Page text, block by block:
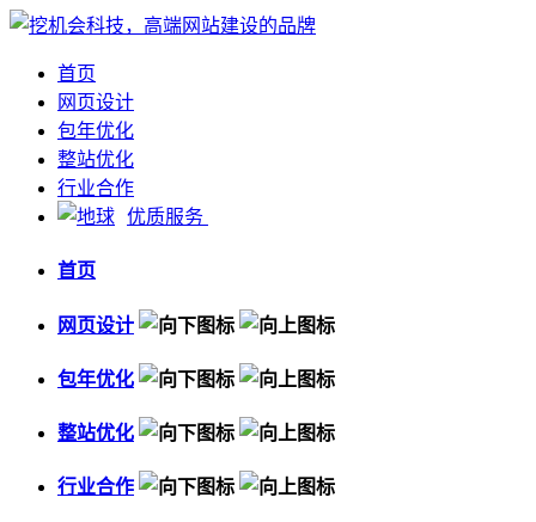
首页
网页设计
包年优化
整站优化
行业合作
优质服务
首页
网页设计
包年优化
整站优化
行业合作